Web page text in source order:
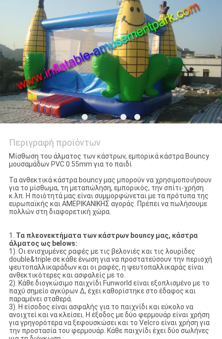
Περιγραφή προϊόντων
Μίσθωση του άλματος των κάστρων, εμπορικά κάστρα Bouncy
μουσαμάδων PVC 0.55mm για το παιδί
Τα ανθεκτικά κάστρα bouncy μας μπορούν να χρησιμοποιήσουν
για το μίσθωμα, τη μεταπώληση, εμπορικός, την σπίτι-χρήση
κ.λπ. Η ποιότητά μας είναι συμμορφώνεται με τα πρότυπα της
ευρωπαϊκής και ΑΜΕΡΙΚΑΝΙΚΗΣ αγοράς. Πρέπει να πωλήσουμε
πολλών στη διαφορετική χώρα.
1. Τα πλεονεκτήματα των κάστρων bouncy μας, κάστρα
άλματος ως belows:
1). Οι ενισχυμένες ραφές με τις βελονιές και τις λουρίδες
double&triple σε κάθε ένωση για να προστατεύσουν την περιοχή
ψευτοπαλλικαράδων και οι ραφές, η ψευτοπαλλικαράς είναι
ανθεκτικότερες και ασφαλείς με το.
2). Κάθε διογκώσιμο παιχνίδι Funworld είναι εξοπλισμένο με το
παχύ σημείο αγκύρων Δ, έχει καθορίστηκε στο έδαφος και
παραμένει σταθερά.
3). Η είσοδος είναι ασφαλής για το παιχνίδι και εύκολο να
ανοιχτεί και να κλείσει. Η έξοδος με δύο φερμουάρ είναι χρήση
για γρηγορότερα να ξεφουσκώσει και το Velcro είναι χρήση για
την προστασία του φερμουάρ. Κάθε παιχνίδι έχει δύο σωλήνες